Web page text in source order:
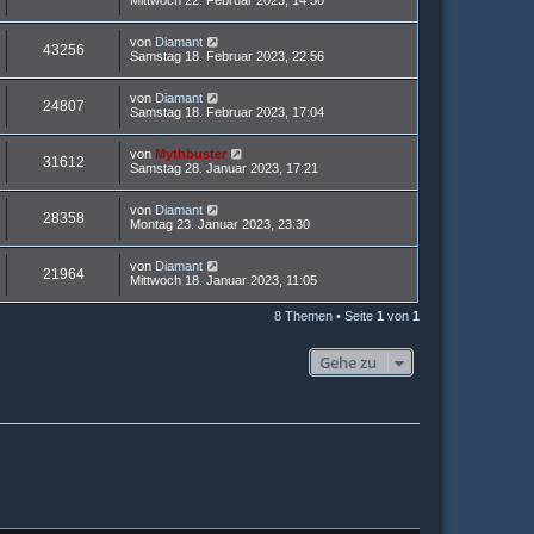
43256 von Diamant
Samstag 18. Februar 2023, 22:56
24807 von Diamant
Samstag 18. Februar 2023, 17:04
31612 von Mythbuster
Samstag 28. Januar 2023, 17:21
28358 von Diamant
Montag 23. Januar 2023, 23:30
21964 von Diamant
Mittwoch 18. Januar 2023, 11:05
8 Themen • Seite 1 von 1
Gehe zu